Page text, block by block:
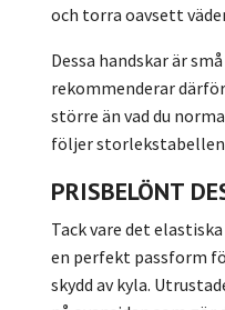
och torra oavsett
Dessa handskar är
rekommenderar
större än vad du
följer storlekstabellen
PRISBELÖNT
Tack vare det
en perfekt passform
skydd av kyla.